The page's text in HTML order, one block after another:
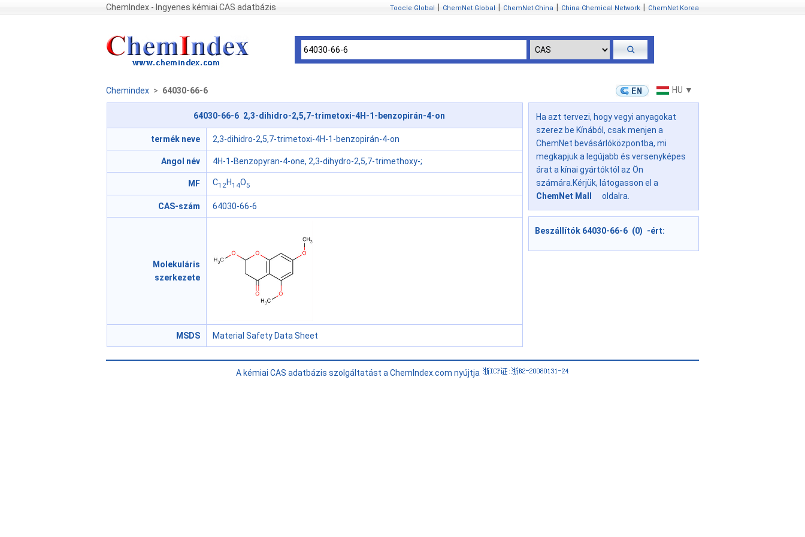
ChemIndex - Ingyenes kémiai CAS adatbázis Toocle Global ChemNet Global ChemNet China China Chemical Network ChemNet Korea
Chemindex > 64030-66-6 HU ▼
64030-66-6 2,3-dihidro-2,5,7-trimetoxi-4H-1-benzopirán-4-on
termék neve 2,3-dihidro-2,5,7-trimetoxi-4H-1-benzopirán-4-on
Angol név 4H-1-Benzopyran-4-one, 2,3-dihydro-2,5,7-trimethoxy-;
MF C12H14O5
CAS-szám 64030-66-6
Molekuláris
szerkezete
MSDS Material Safety Data Sheet
Ha azt tervezi, hogy vegyi anyagokat
szerez be Kínából, csak menjen a
ChemNet bevásárlóközpontba, mi
megkapjuk a legújabb és versenyképes
árat a kínai gyártóktól az Ön
számára.Kérjük, látogasson el a
ChemNet Mall
oldalra.
Beszállítók 64030-66-6 (0) -ért:
A kémiai CAS adatbázis szolgáltatást a ChemIndex.com nyújtja